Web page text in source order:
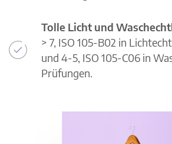
Tolle Licht und
> 7, ISO 105-B02 in
und 4-5, ISO 105-C06 in
Prüfungen.